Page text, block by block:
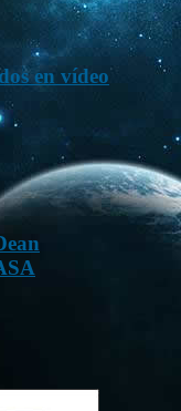
en vídeo